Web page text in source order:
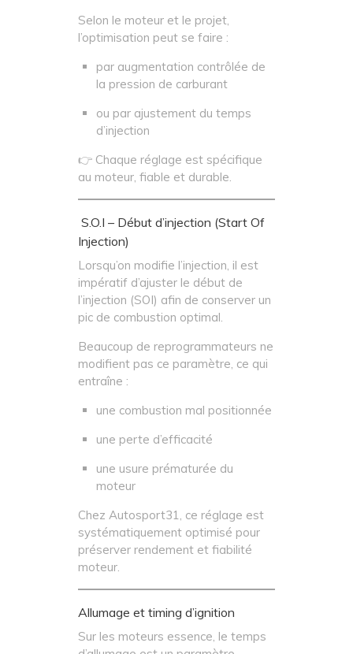
Selon le moteur et le projet,
l’optimisation peut se faire :
par augmentation contrôlée de
la pression de carburant
ou par ajustement du temps
d’injection
👉 Chaque réglage est spécifique
au moteur, fiable et durable.
S.O.I – Début d’injection (Start Of
Injection)
Lorsqu’on modifie l’injection, il est
impératif d’ajuster le début de
l’injection (SOI) afin de conserver un
pic de combustion optimal.
Beaucoup de reprogrammateurs ne
modifient pas ce paramètre, ce qui
entraîne :
une combustion mal positionnée
une perte d’efficacité
une usure prématurée du
moteur
Chez Autosport31, ce réglage est
systématiquement optimisé pour
préserver rendement et fiabilité
moteur.
Allumage et timing d’ignition
Sur les moteurs essence, le temps